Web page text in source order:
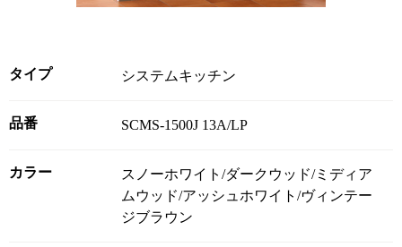
タイプ システムキッチン
品番 SCMS-1500J 13A/LP
カラー
スノーホワイト/ダークウッド/ミディア
ムウッド/アッシュホワイト/ヴィンテー
ジブラウン